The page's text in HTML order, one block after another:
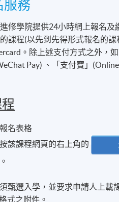
服務
修學院提供24小時網上報名
課程(以先到先得形式報名的
。除上述支付方式之外，
Pay) 、「支付寶」
名表格
該課程網頁的右上角的
甄選入學，並要求申請人上載
式之附件。